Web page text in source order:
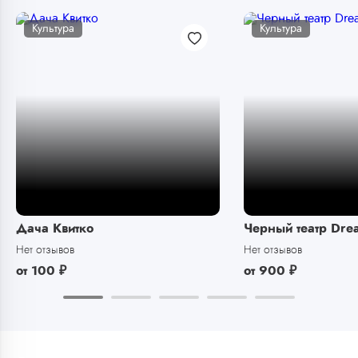
Культура
Дача Квитко
Нет отзывов
от 100 ₽
Культура
Черный театр
Нет отзывов
от 900 ₽